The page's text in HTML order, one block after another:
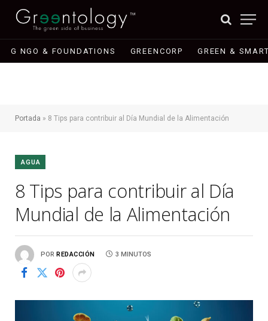
G NGO & FOUNDATIONS GREENCORP GREEN &
Portada » 8 Tips para contribuir al Día Mundial de la Alimentación
AGUA
8 Tips para contribuir al Día
Mundial de la Alimentación
POR REDACCIÓN 3 MINUTOS